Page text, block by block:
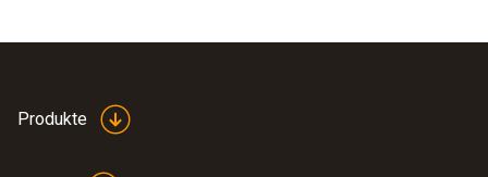
Produkte